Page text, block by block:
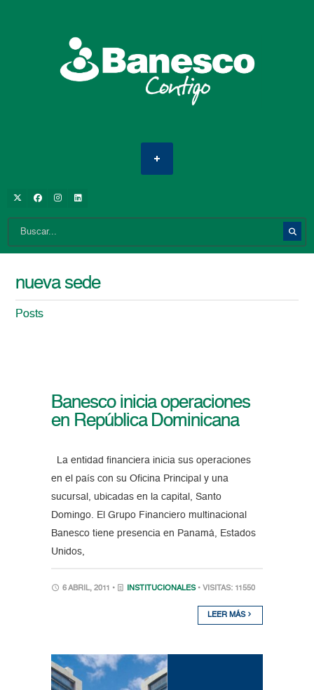
nueva sede
Posts
Banesco inicia operaciones
en República Dominicana
La entidad financiera inicia sus operaciones
en el país con su Oficina Principal y una
sucursal, ubicadas en la capital, Santo
Domingo. El Grupo Financiero multinacional
Banesco tiene presencia en Panamá, Estados
Unidos,
6 ABRIL, 2011 • INSTITUCIONALES • VISITAS: 11550
LEER MÁS